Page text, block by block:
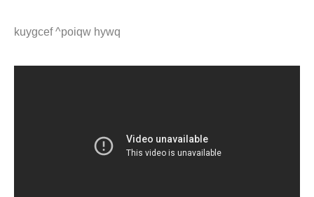
kuygcef ^poiqw hywq